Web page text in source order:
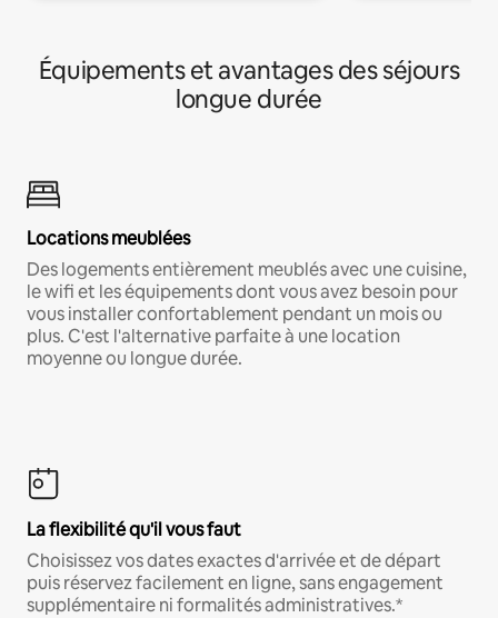
Équipements et avantages des séjours
longue durée
Locations meublées
Des logements entièrement meublés avec une cuisine,
le wifi et les équipements dont vous avez besoin pour
vous installer confortablement pendant un mois ou
plus. C'est l'alternative parfaite à une location
moyenne ou longue durée.
La flexibilité qu'il vous faut
Choisissez vos dates exactes d'arrivée et de départ
puis réservez facilement en ligne, sans engagement
supplémentaire ni formalités administratives.*